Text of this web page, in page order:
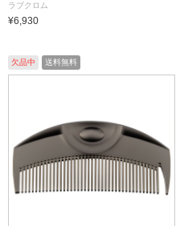
ラブクロム
¥6,930
欠品中 送料無料